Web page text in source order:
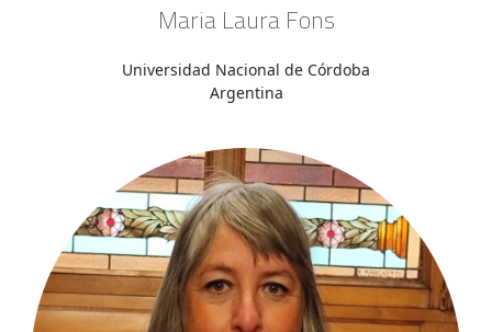
Maria Laura Fons
Universidad Nacional de Córdoba
Argentina